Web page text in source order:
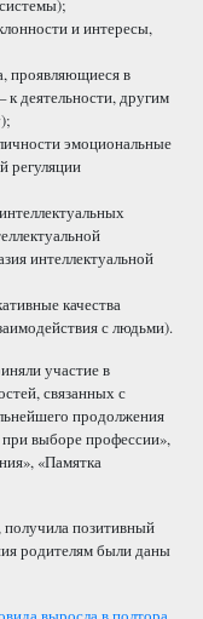
и интересы,
проявляющиеся в
деятельности, другим
эмоциональные
регуляции
интеллектуальной
качества
с людьми).
участие в
связанных с
продолжения
выборе профессии»,
«Памятка
получила позитивный
родителям были даны